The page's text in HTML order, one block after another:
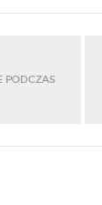
PODCZAS